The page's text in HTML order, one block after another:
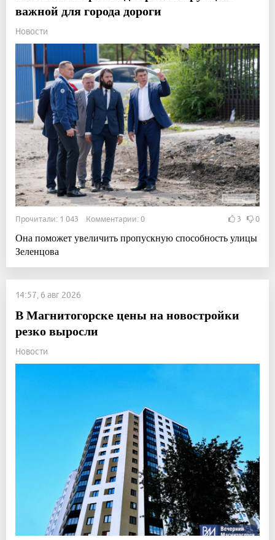
важной для города дороги
Новости
Прочитали: 1 043 Комментарии: 0 3 0
Она поможет увеличить пропускную способность улицы
Зеленцова
14:57, 6 авг 2026
В Магнитогорске цены на новостройки
резко выросли
Новости